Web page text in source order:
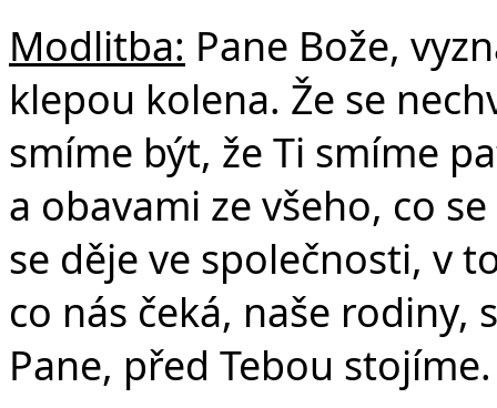
Modlitba: Pane Bože,
klepou kolena. Že se
smíme být, že Ti smíme
a obavami ze všeho, co
se děje ve společnosti, v
co nás čeká, naše rodiny,
Pane, před Tebou stojíme.